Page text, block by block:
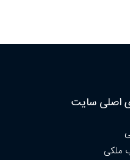
اصلی سایت
ملکی